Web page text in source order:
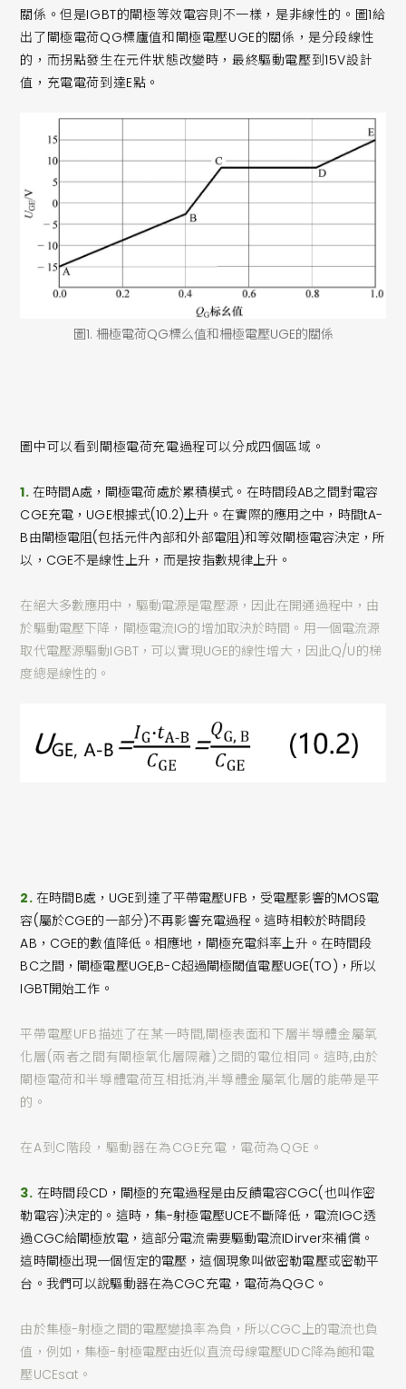
圖1. 柵極電荷QG標么值和柵極電壓UGE的關係
關係。但是IGBT的閘極等效電容則不一樣，是非線性的。圖1給
出了閘極電荷QG標廬值和閘極電壓UGE的關係，是分段線性
的，而拐點發生在元件狀態改變時，最終驅動電壓到15V設計
值，充電電荷到達E點。
圖中可以看到閘極電荷充電過程可以分成四個區域。
1.在時間A處，閘極電荷處於累積模式。在時間段AB之間對電容
CGE充電，UGE根據式(10.2)上升。在實際的應用之中，時間tA-
B由閘極電阻(包括元件內部和外部電阻)和等效閘極電容決定，所
以，CGE不是線性上升，而是按指數規律上升。
在絕大多數應用中，驅動電源是電壓源，因此在開通過程中，由
於驅動電壓下降，閘極電流IG的增加取決於時間。用一個電流源
取代電壓源驅動IGBT，可以實現UGE的線性增大，因此Q/U的梯
度總是線性的。
2.在時間B處，UGE到達了平帶電壓UFB，受電壓影響的MOS電
容(屬於CGE的一部分)不再影響充電過程。這時相較於時間段
AB，CGE的數值降低。相應地，閘極充電斜率上升。在時間段
BC之間，閘極電壓UGE,B-C超過閘極閾值電壓UGE(TO)，所以
IGBT開始工作。
平帶電壓UFB描述了在某一時間,閘極表面和下層半導體金屬氧
化層(兩者之間有閘極氧化層隔離)之間的電位相同。這時,由於
閘極電荷和半導體電荷互相抵消,半導體金屬氧化層的能帶是平
的。
在A到C階段，驅動器在為CGE充電，電荷為QGE。
3. 在時間段CD，閘極的充電過程是由反饋電容CGC(也叫作密
勒電容)決定的。這時，集-射極電壓UCE不斷降低，電流IGC透
過CGC給閘極放電，這部分電流需要驅動電流IDirver來補償。
這時閘極出現一個恆定的電壓，這個現象叫做密勒電壓或密勒平
台。我們可以說驅動器在為CGC充電，電荷為QGC。
由於集極-射極之間的電壓變換率為負，所以CGC上的電流也負
值，例如，集極-射極電壓由近似直流母線電壓UDC降為飽和電
壓UCEsat。